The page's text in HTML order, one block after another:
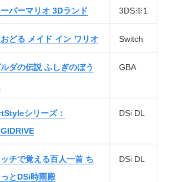
ーパーマリオ 3Dランド 3DS※1
どる メイド イン ワリオ Switch
ダの伝説 ふしぎのぼう
GBA
シリーズ：
DSi DL
チで覚える百人一首 ち
っとDSi時雨殿
DSi DL